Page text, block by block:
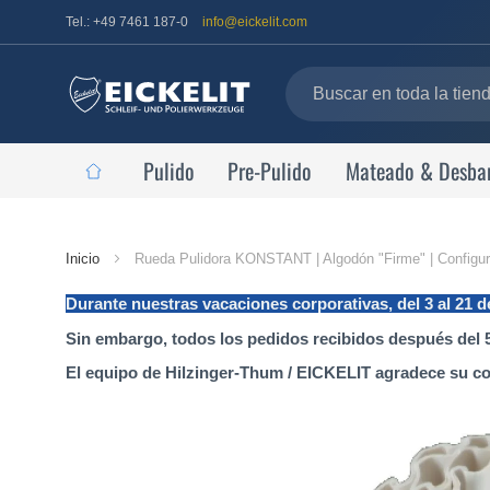
Tel.: +49 7461 187-0 info@eickelit.com
inicio
Pulido Pre-Pulido Mateado &
Inicio Rueda Pulidora KONSTANT | Algodón "Firme" |
Durante nuestras vacaciones corporativas, del 3 al 21
Sin embargo, todos los pedidos recibidos después del
El equipo de Hilzinger-Thum / EICKELIT agradece su